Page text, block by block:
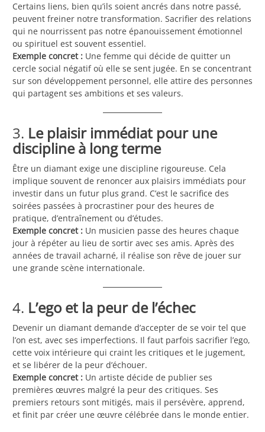
Certains liens, bien qu’ils soient ancrés dans notre passé,
peuvent freiner notre transformation. Sacrifier des relations
qui ne nourrissent pas notre épanouissement émotionnel
ou spirituel est souvent essentiel.
Exemple concret : Une femme qui décide de quitter un
cercle social négatif où elle se sent jugée. En se concentrant
sur son développement personnel, elle attire des personnes
qui partagent ses ambitions et ses valeurs.
3. Le plaisir immédiat pour une
discipline à long terme
Être un diamant exige une discipline rigoureuse. Cela
implique souvent de renoncer aux plaisirs immédiats pour
investir dans un futur plus grand. C’est le sacrifice des
soirées passées à procrastiner pour des heures de
pratique, d’entraînement ou d’études.
Exemple concret : Un musicien passe des heures chaque
jour à répéter au lieu de sortir avec ses amis. Après des
années de travail acharné, il réalise son rêve de jouer sur
une grande scène internationale.
4. L’ego et la peur de l’échec
Devenir un diamant demande d’accepter de se voir tel que
l’on est, avec ses imperfections. Il faut parfois sacrifier l’ego,
cette voix intérieure qui craint les critiques et le jugement,
et se libérer de la peur d’échouer.
Exemple concret : Un artiste décide de publier ses
premières œuvres malgré la peur des critiques. Ses
premiers retours sont mitigés, mais il persévère, apprend,
et finit par créer une œuvre célébrée dans le monde entier.